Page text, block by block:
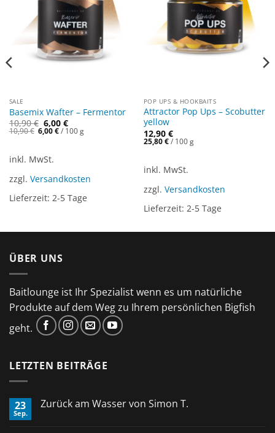
SALE
Basemix Wafter – Fermentor
10,90€ 6,00 €
10,90€ Ursprünglicher
Preis
6,00€Aktueller
/ 100 g
inkl. MwSt.
zzgl. Versandkosten
Lieferzeit: 2-5 Tage
POP UPS & HOOKBAITS
Attractor Pop Ups – Scobutter
yellow
12,90 €
25,80€/ 100g
inkl. MwSt.
zzgl. Versandkosten
Lieferzeit: 2-5 Tage
ÜBER UNS
Baitlounge ist Ihr Spezialist wenn es um natürliche
Produkte auf dem Weg zu Ihrem persönlichen Bigfish
geht.
LETZTEN BEITRÄGE
23
Sep.
Zurück am Wasser von Simon T.